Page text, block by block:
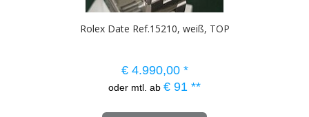
Rolex Date Ref.15210, weiß, TOP
€4.990,00 *
oder mtl. ab € 91 **